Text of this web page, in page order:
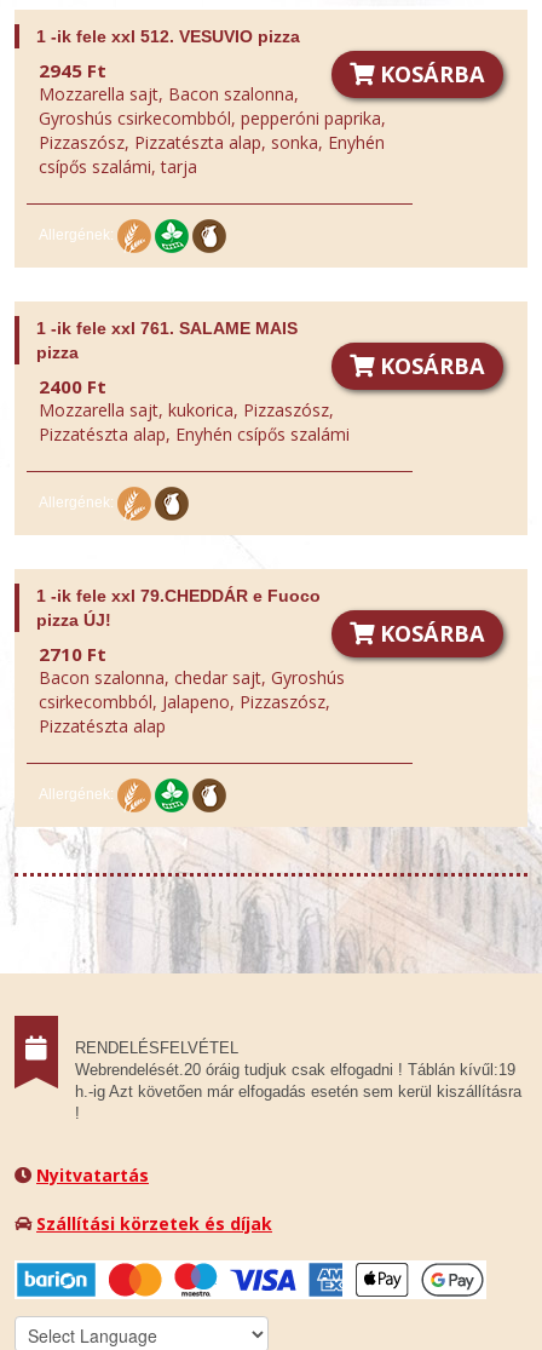
KOSÁRBA
1 -ik fele xxl 512. VESUVIO pizza
2945 Ft
Mozzarella sajt, Bacon szalonna,
Gyroshús csirkecombból, pepperóni paprika,
Pizzaszósz, Pizzatészta alap, sonka, Enyhén
csípős szalámi, tarja
Allergének:
KOSÁRBA
1 -ik fele xxl 761. SALAME MAIS
pizza
2400 Ft
Mozzarella sajt, kukorica, Pizzaszósz,
Pizzatészta alap, Enyhén csípős szalámi
Allergének:
KOSÁRBA
1 -ik fele xxl 79.CHEDDÁR e Fuoco
pizza ÚJ!
2710 Ft
Bacon szalonna, chedar sajt, Gyroshús
csirkecombból, Jalapeno, Pizzaszósz,
Pizzatészta alap
Allergének:
RENDELÉSFELVÉTEL
Webrendelését.20 óráig tudjuk csak elfogadni ! Táblán kívűl:19
h.-ig Azt követően már elfogadás esetén sem kerül kiszállításra
!
Nyitvatartás
Szállítási körzetek és díjak